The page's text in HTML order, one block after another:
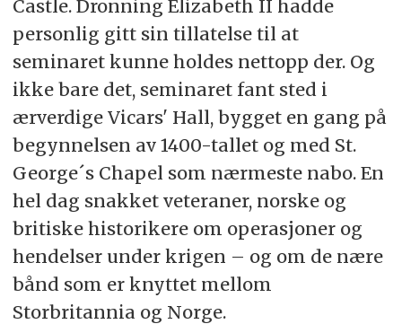
lengst på den britiske tronen.
Hun var også ved sin død verdens eldste
monark og den som har sittet lengst på
tronen i moderne tid. Kun solkongen Ludvig
XIV av Frankrike hadde lenger regjeringstid.
Dronning Elizabeth er tremenning med kong
Harald, ettersom hennes far kong Georg var
fetter av kong Olav.
Hun har vært på statsbesøk i Norge fire
ganger – under kong Haakon (1955), kong
Olav (1969), kong Olav (1981) og kong
Harald (2001).
Castle. Dronning Elizabeth II hadde
personlig gitt sin tillatelse til at
seminaret kunne holdes nettopp der. Og
ikke bare det, seminaret fant sted i
ærverdige Vicars' Hall, bygget en gang på
begynnelsen av 1400-tallet og med St.
George´s Chapel som nærmeste nabo. En
hel dag snakket veteraner, norske og
britiske historikere om operasjoner og
hendelser under krigen – og om de nære
bånd som er knyttet mellom
Storbritannia og Norge.